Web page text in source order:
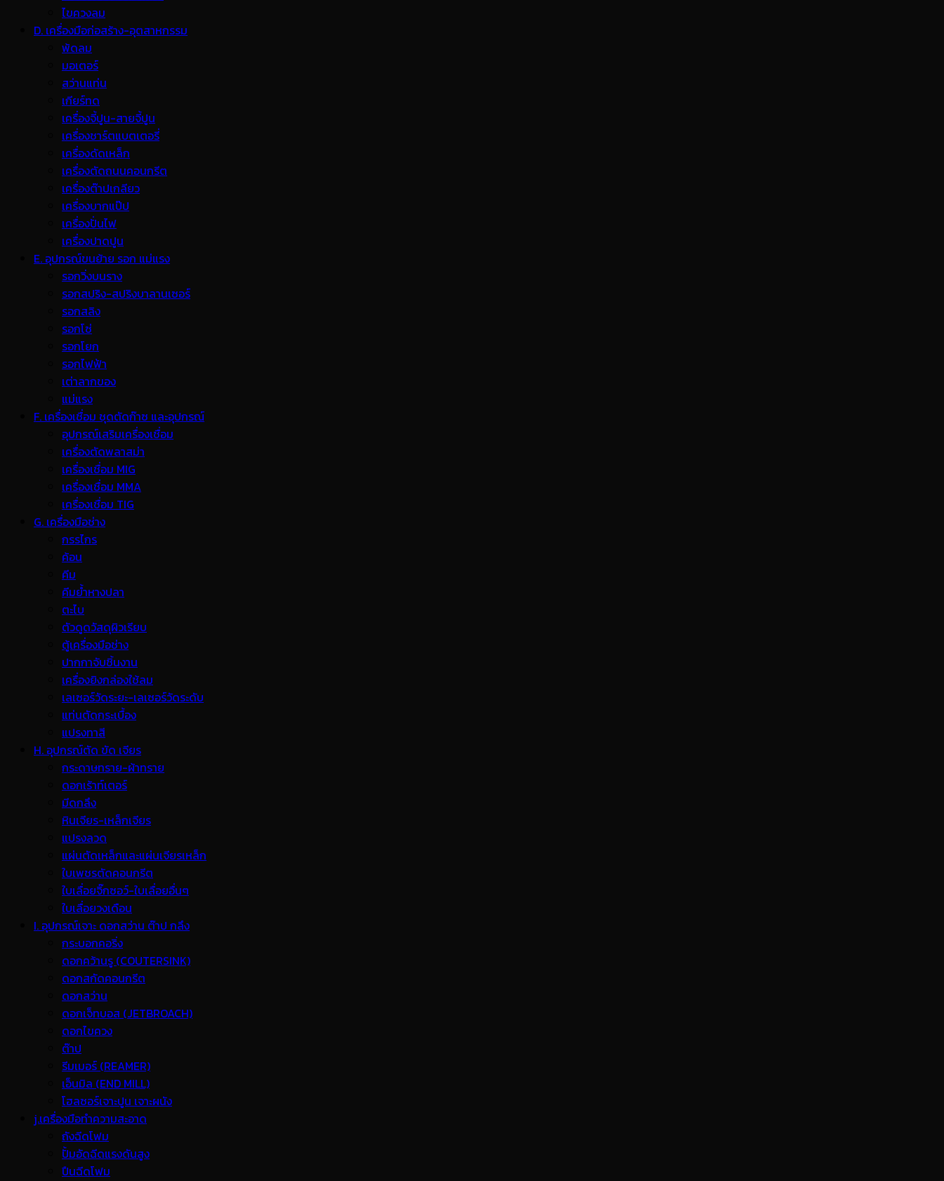
ไขควงลม
D. เครื่องมือก่อสร้าง-อุตสาหกรรม
พ้ดลม
มอเตอร์
สว่านแท่น
เกียร์ทด
เครื่องจี้ปูน-สายจี้ปูน
เครื่องชาร์ตแบตเตอรี่
เครื่องดัดเหล็ก
เครื่องตัดถนนคอนกรีต
เครื่องต๊าปเกลียว
เครื่องบากแป๊ป
เครื่องปั่นไฟ
เครื่องปาดปูน
E. อุปกรณ์ขนย้าย รอก แม่แรง
รอกวิ่งบนราง
รอกสปริง-สปริงบาลานเซอร์
รอกสลิง
รอกโซ่
รอกโยก
รอกไฟฟ้า
เต่าลากของ
แม่แรง
F. เครื่องเชื่อม ชุดตัดก๊าซ และอุปกรณ์
อุปกรณ์เสริมเครื่องเชื่อม
เครื่องตัดพลาสม่า
เครื่องเชื่อม MIG
เครื่องเชื่อม MMA
เครื่องเชื่อม TIG
G. เครื่องมือช่าง
กรรไกร
ค้อน
คีม
คีมย้ำหางปลา
ตะไบ
ตัวดูดวัสดุผิวเรียบ
ตู้เครื่องมือช่าง
ปากกาจับชิ้นงาน
เครื่องยิงกล่องใช้ลม
เลเซอร์วัดระยะ-เลเซอร์วัดระดับ
แท่นตัดกระเบื้อง
แปรงทาสี
H. อุปกรณ์ตัด ขัด เจียร
กระดาษทราย-ผ้าทราย
ดอกเร้าท์เตอร์
มีดกลึง
หินเจียร-เหล็กเจียร
แปรงลวด
แผ่นตัดเหล็กและแผ่นเจียรเหล็ก
ใบเพชรตัดคอนกรีต
ใบเลื่อยจิ๊กซอว์-ใบเลื่อยอื่นๆ
ใบเลื่อยวงเดือน
I. อุปกรณ์เจาะ ดอกสว่าน ต๊าป กลึง
กระบอกคอริ่ง
ดอกคว้านรู (COUTERSINK)
ดอกสกัดคอนกรีต
ดอกสว่าน
ดอกเจ็ทบอส (JETBROACH)
ดอกไขควง
ต๊าป
รีมเมอร์ (REAMER)
เอ็นมิล (END MILL)
โฮลซอร์เจาะปูน เจาะผนัง
j.เครื่องมือทำความสะอาด
ถังฉีดโฟม
ปั้มอัดฉีดแรงดันสูง
ปืนฉีดโฟม